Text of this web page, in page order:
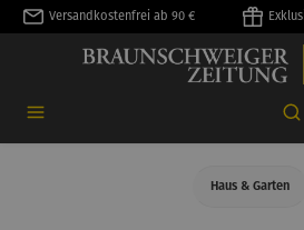
springen
Versandkostenfrei ab 90 €
Haus & Garten